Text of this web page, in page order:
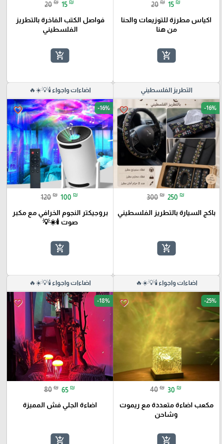
20 ₪ 15 ₪
اكياس مطرزة للتوزيعات والحنا
من هنا
add_shopping_cart
20 ₪ 15 ₪
فواصل الكتب الفاخرة بالتطريز
الفلسطيني
add_shopping_cart
التطريز الفلسطيني
favorite_border -16%
300 ₪ 250 ₪
باكج السيارة بالتطريز الفلسطيني
add_shopping_cart
اضاءات واجواء 🕯️💡☀️🔥
favorite_border -16%
120 ₪ 100 ₪
بروجيكتر النجوم الخرافي مع مكبر
صوت 🕯️☀️💡
add_shopping_cart
اضاءات واجواء 🕯️💡☀️🔥
favorite_border -25%
40 ₪ 30 ₪
مكعب اضاءة متعددة مع ريموت
وشاحن
add_shopping_cart
اضاءات واجواء 🕯️💡☀️🔥
favorite_border -18%
80 ₪ 65 ₪
اضاءة الجلي فش المميزة
add_shopping_cart